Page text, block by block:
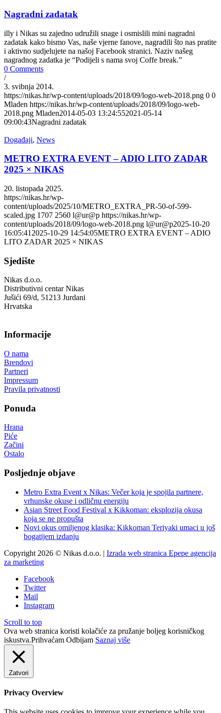
Nagradni zadatak
illy i Nikas su zajedno udružili snage i osmislili mini nagradni
zadatak kako bismo Vas, naše vjerne fanove, nagradili što nas pratite
i aktivno sudjelujete na našoj Facebook stranici. Naziv našeg
nagradnog zadatka je “Podijeli s nama svoj Coffe break.”
0 Comments
/
3. svibnja 2014.
https://nikas.hr/wp-content/uploads/2018/09/logo-web-2018.png 0 0
Mladen https://nikas.hr/wp-content/uploads/2018/09/logo-web-
2018.png Mladen2014-05-03 13:24:552021-05-14
09:00:43Nagradni zadatak
Događaji, News
METRO EXTRA EVENT – ADIO LITO ZADAR
2025 × NIKAS
20. listopada 2025.
https://nikas.hr/wp-
content/uploads/2025/10/METRO_EXTRA_PR-50-of-599-
scaled.jpg 1707 2560 l@ur@p https://nikas.hr/wp-
content/uploads/2018/09/logo-web-2018.png l@ur@p2025-10-20
16:05:41 2025-10-29 14:54:05METRO EXTRA EVENT – ADIO
LITO ZADAR 2025 × NIKAS
Sjedište
Nikas d.o.o.
Distributivni centar Nikas
Jušići 69/d, 51213 Jurdani
Hrvatska
Informacije
O nama
Brendovi
Partneri
Impressum
Pravila privatnosti
Ponuda
Hrana
Piće
Začini
Ostalo
Posljednje objave
Metro Extra Event x Nikas: Večer koja je spojila partnere,
vrhunske okuse i odličnu energiju
Asian Street Food Festival x Kikkoman: eksplozija okusa
koja se ne propušta
Novi okus omiljenog klasika: Kikkoman Teriyaki umaci u još
bogatijem izdanju
Copyright 2026 © Nikas d.o.o. | Izrada web stranica Epepe agencija
za marketing
Facebook
Twitter
Mail
Instagram
Scroll to top
Ova web stranica koristi kolačiće za pružanje boljeg korisničkog
iskustva.Prihvaćam Odbijam Saznaj više
Zatvori
Privacy Overview